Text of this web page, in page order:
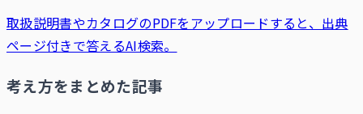
取扱説明書やカタログのPDFをアップロードすると、出典
ページ付きで答えるAI検索。
考え方をまとめた記事